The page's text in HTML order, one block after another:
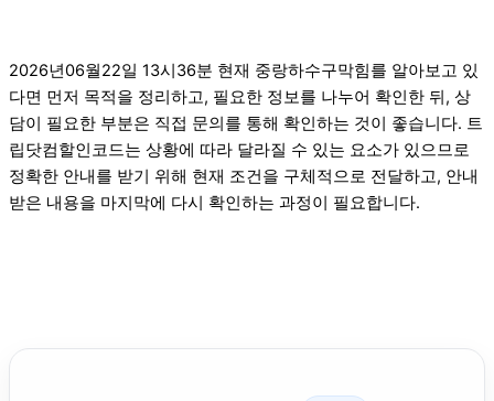
2026년06월22일 13시36분 현재 중랑하수구막힘를 알아보고 있
다면 먼저 목적을 정리하고, 필요한 정보를 나누어 확인한 뒤, 상
담이 필요한 부분은 직접 문의를 통해 확인하는 것이 좋습니다. 트
립닷컴할인코드는 상황에 따라 달라질 수 있는 요소가 있으므로
정확한 안내를 받기 위해 현재 조건을 구체적으로 전달하고, 안내
받은 내용을 마지막에 다시 확인하는 과정이 필요합니다.